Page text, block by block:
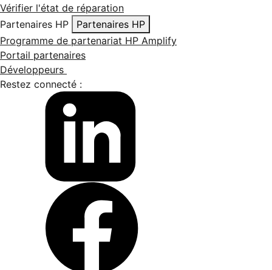
Vérifier l'état de réparation
Partenaires HP
Partenaires HP
Programme de partenariat HP Amplify
Portail partenaires
Développeurs
Restez connecté :